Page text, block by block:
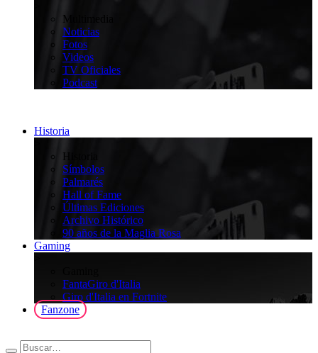
Multimedia
Noticias
Fotos
Videos
TV Oficiales
Podcast
Historia
Historia
Símbolos
Palmarés
Hall of Fame
Últimas Ediciones
Archivo Histórico
90 años de la Maglia Rosa
Gaming
FantaGiro d'Italia
Giro d'Italia en Fortnite
Fanzone